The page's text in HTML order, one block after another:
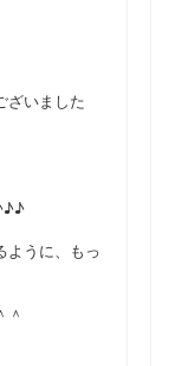
ざいました
ように、もっ
＾